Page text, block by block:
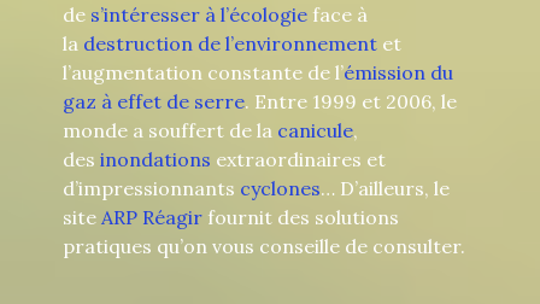
de s’intéresser à l’écologieface à
la destruction de l’environnementet
l’augmentation constante de l’émission du
gaz à effet de serre. Entre 1999 et 2006, le
monde a souffert de la canicule,
des inondations extraordinaires et
d’impressionnants cyclones… D’ailleurs, le
site ARP Réagirfournit des solutions
pratiques qu’on vous conseille de consulter.